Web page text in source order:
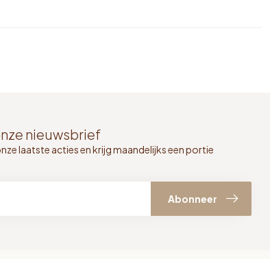
nieuwsbrief
laatste acties en krijg maandelijks een portie
Abonneer